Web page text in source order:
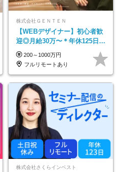
株式会社ＧＥＮＴＥＮ
【WEBデザイナー】初⼼者歓
迎◎⽉給30万〜＊年休125⽇＊
在宅OK＆研修あり＊フレック
ス
200～1000万円
フルリモートあり
株式会社さくらインベスト